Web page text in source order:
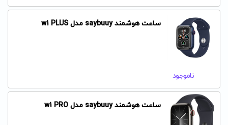
ساعت هوشمند saybuuy مدل w1 PLUS
ناموجود
ساعت هوشمند saybuuy مدل w1 PRO